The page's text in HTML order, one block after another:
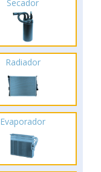
Secador
Radiador
Evaporador